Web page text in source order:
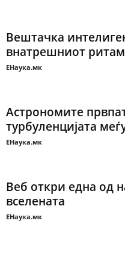
Вештачка
внатрешниот
ЕНаука.мк
Астрономите
турбуленцијата
ЕНаука.мк
Веб откри една од
вселената
ЕНаука.мк